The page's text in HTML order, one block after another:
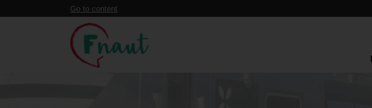
Panneau de gestion des cookies
Go to content